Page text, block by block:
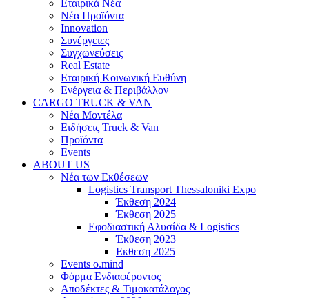
Εταιρικά Νέα
Νέα Προϊόντα
Innovation
Συνέργειες
Συγχωνεύσεις
Real Estate
Εταιρική Κοινωνική Ευθύνη
Ενέργεια & Περιβάλλον
CARGO TRUCK & VAN
Νέα Μοντέλα
Ειδήσεις Truck & Van
Προϊόντα
Events
ABOUT US
Νέα των Εκθέσεων
Logistics Transport Thessaloniki Expo
Έκθεση 2024
Έκθεση 2025
Εφοδιαστική Αλυσίδα & Logistics
Έκθεση 2023
Εκθεση 2025
Events o.mind
Φόρμα Ενδιαφέροντος
Αποδέκτες & Τιμοκατάλογος